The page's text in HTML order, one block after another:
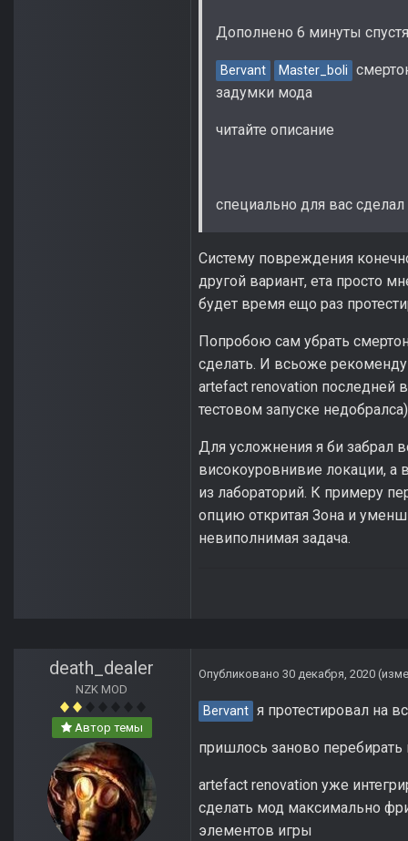
Дополнено 6 минуты спустя
Bervant Master_boli
задумки мода
читайте описание
специально для вас
Систему повреждения
другой вариант, ета просто
будет время ещо раз
Попробою сам убрать
сделать. И всьоже
artefact renovation последней
тестовом запуске
Для усложнения я би забрал
високоуровнивие локации, а
из лабораторий. К примеру
опцию откритая Зона и
невиполнимая задача.
death_dealer
NZK MOD
Автор темы
Опубликовано 30 декабря, 2020
Bervant я протестировал на
пришлось заново
artefact renovation уже
сделать мод максимально
элементов игры